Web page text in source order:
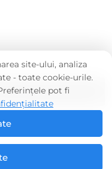
site-ului, analiza
- toate cookie-urile.
pot fi